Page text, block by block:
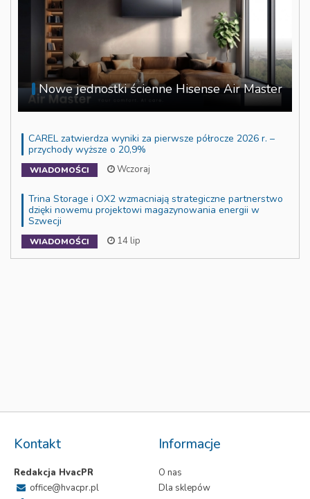
Nowe jednostki ścienne Hisense Air Master
CAREL zatwierdza wyniki za pierwsze półrocze 2026 r. –
przychody wyższe o 20,9%
WIADOMOŚCI Wczoraj
Trina Storage i OX2 wzmacniają strategiczne partnerstwo
dzięki nowemu projektowi magazynowania energii w
Szwecji
WIADOMOŚCI 14 lip
Kontakt
Redakcja HvacPR
office@hvacpr.pl
Informacje
O nas
Dla sklepów